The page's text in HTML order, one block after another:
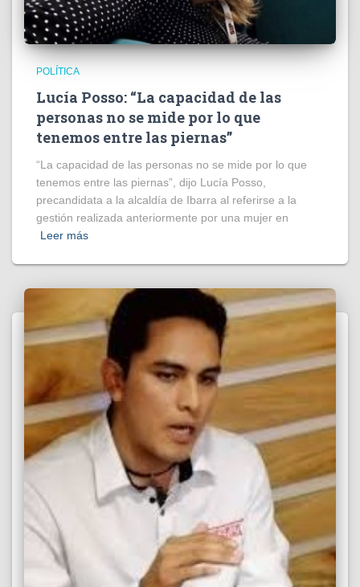
POLÍTICA
Lucía Posso: “La capacidad de las
personas no se mide por lo que
tenemos entre las piernas”
“La capacidad de las personas no se mide por lo que
tenemos entre las piernas”, dijo Lucía Posso,
precandidata a la alcaldía de Ibarra al referirse a la
gestión realizada anteriormente por una mujer en
Leer más